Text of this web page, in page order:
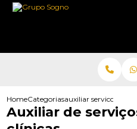
HomeCategoriasauxiliar servicos
Auxiliar de